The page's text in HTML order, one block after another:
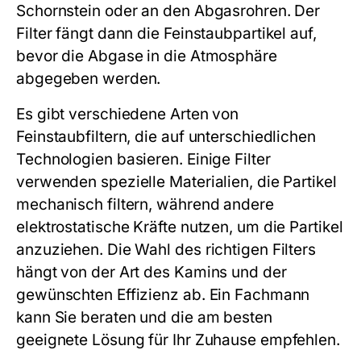
Schornstein oder an den Abgasrohren. Der
Filter fängt dann die Feinstaubpartikel auf,
bevor die Abgase in die Atmosphäre
abgegeben werden.
Es gibt verschiedene Arten von
Feinstaubfiltern, die auf unterschiedlichen
Technologien basieren. Einige Filter
verwenden spezielle Materialien, die Partikel
mechanisch filtern, während andere
elektrostatische Kräfte nutzen, um die Partikel
anzuziehen. Die Wahl des richtigen Filters
hängt von der Art des Kamins und der
gewünschten Effizienz ab. Ein Fachmann
kann Sie beraten und die am besten
geeignete Lösung für Ihr Zuhause empfehlen.